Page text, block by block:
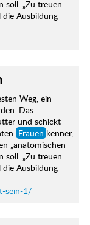
soll. „Zu treuen
Ausbildung
Weg, ein
Das
und schickt
Frauen kenner,
„anatomischen
soll. „Zu treuen
Ausbildung
sein-1/